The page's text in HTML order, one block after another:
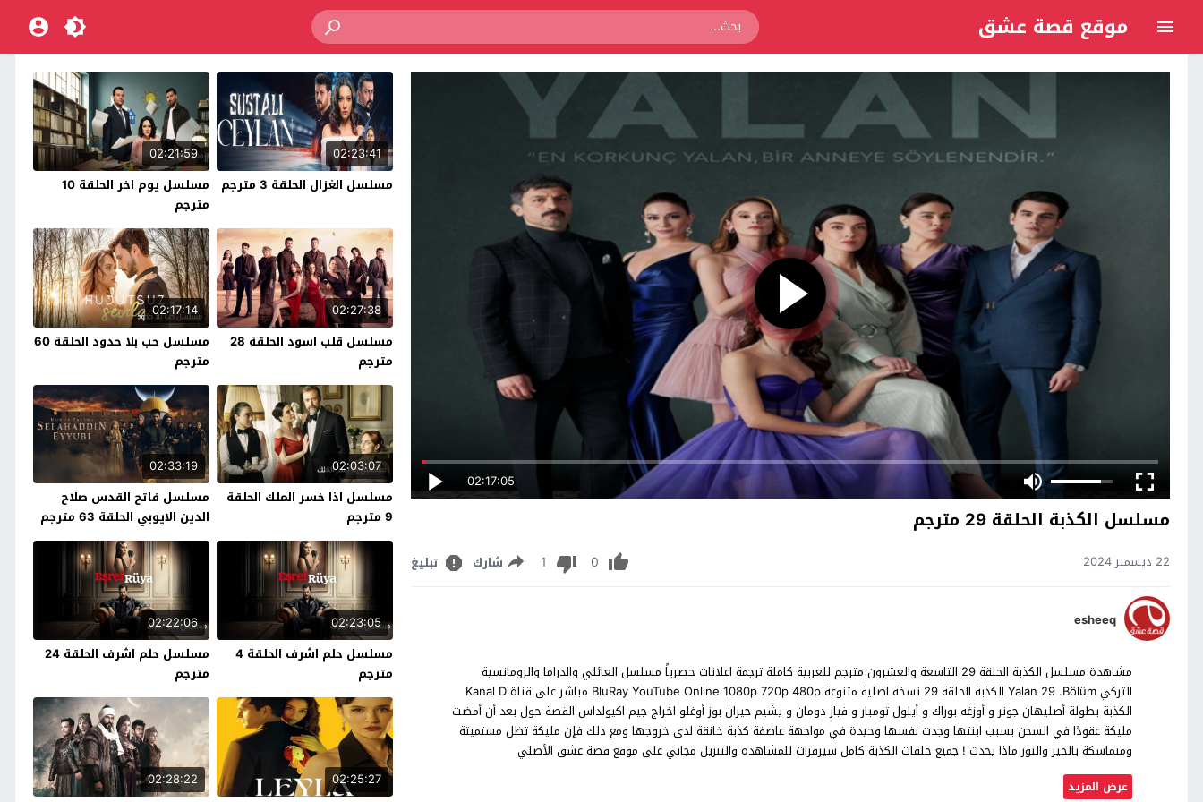
موقع قصة عشق
02:17:05
مسلسل الكذبة الحلقة 29 مترجم
22 ديسمبر 2024 0
1 شارك تبليغ
esheeq
مشاهدة مسلسل الكذبة الحلقة 29 التاسعة والعشرون مترجم للعربية كاملة ترجمة اعلانات حصرياً مسلسل العائلي والدراما والرومانسية
التركي Yalan 29 .Bölüm الكذبة الحلقة 29 نسخة اصلية متنوعة BluRay YouTube Online 1080p 720p 480p مباشر على قناة Kanal D
الكذبة بطولة أصليهان جونر و أوزغه بوراك و أيلول تومبار و فياز دومان و يشيم جيران بوز أوغلو اخراج جيم اكيولداس القصة حول بعد أن أمضت
مليكة عقودًا في السجن بسبب ابنتها وجدت نفسها وحيدة في مواجهة عاصفة كذبة خانقة لدى خروجها ومع ذلك فإن مليكة تظل مستميتة
ومتماسكة بالخير والنور ماذا يحدث ! جميع حلقات الكذبة كامل سيرفرات للمشاهدة والتنزيل مجاني على موقع قصة عشق الأصلي
عرض المزيد
02:23:41
مسلسل الغزال الحلقة 3 مترجم
02:21:59
مسلسل يوم اخر الحلقة 10
مترجم
02:27:38
مسلسل قلب اسود الحلقة 28
مترجم
02:17:14
مسلسل حب بلا حدود الحلقة 60
مترجم
02:03:07
مسلسل اذا خسر الملك الحلقة
9 مترجم
02:33:19
مسلسل فاتح القدس صلاح
الدين الايوبي الحلقة 63 مترجم
02:23:05
مسلسل حلم اشرف الحلقة 4
مترجم
02:22:06
مسلسل حلم اشرف الحلقة 24
مترجم
02:25:27
02:28:22